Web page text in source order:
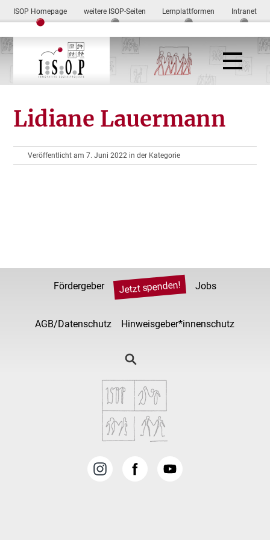
ISOP Homepage weitere ISOP-Seiten Lernplattformen Intranet
Lidiane Lauermann
Veröffentlicht am 7. Juni 2022 in der Kategorie
Fördergeber Jetzt spenden! Jobs
AGB/Datenschutz Hinweisgeber*innenschutz